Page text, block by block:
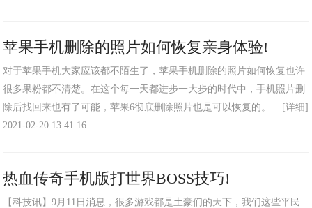
苹果手机删除的照片如何恢复亲身体验!
对于苹果手机大家应该都不陌生了，苹果手机删除的照片如何恢复也许
很多果粉都不清楚。在这个每一天都进步一大步的时代中，手机照片删
除后找回来也有了可能，苹果6彻底删除照片也是可以恢复的。... [详细]
2021-02-20 13:41:16
热血传奇手机版打世界BOSS技巧!
【科技讯】9月11日消息，很多游戏都是土豪们的天下，我们这些平民